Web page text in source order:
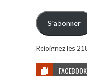
e-
mail
S'abonner
Rejoignez les
FACEBOOK